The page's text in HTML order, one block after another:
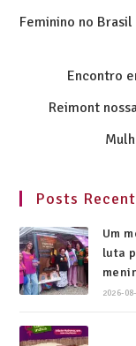
Feminino no Brasil
Encontro
Reimont
Posts
Um
luta
2026-